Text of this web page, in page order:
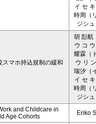
イ セ
時周（
ジシ
マホ持込規制の緩和
胡 彭航
ウ コ
耀霖（
ウ リ
瑞汐（
イ セ
時周（
ジシ
and Childcare in
Age Cohorts
Eriko